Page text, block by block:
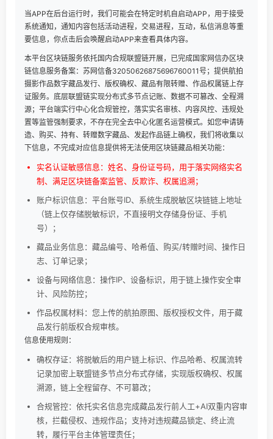
当APP在后台运行时，我们可能会在特定时机自启动APP，用于接受
系统通知，通知内容包括活动进程，交易进程，互动，私信消息等重
要信息，你点击后会唤醒启动APP来查看具体内容。
本平台区块链服务依托国内合规联盟链开展，已完成国家网信办区块
链信息服务备案：苏网信备32050626875696760011号；提供航拍
摄影作品数字藏品发行、版权确权、藏品有限转赠、作品权属链上存
证服务。底层联盟链实现分布式多节点记账、数据不可篡改、全程溯
源；平台端实行中心化合规管控，落实实名审核、内容风控、违规处
置等监管强制要求，不存在完全去中心化匿名运营模式。如您申请铸
造、购买、持有、转赠数字藏品、发起作品链上确权，我们将收集以
下信息，不完成对应信息提供将无法使用区块链藏品相关功能：
实名认证敏感信息：姓名、身份证号码，用于落实网络实名
制、满足区块链备案监管、反欺诈、权属追溯；
账户标识信息：平台账号ID、系统生成脱敏区块链链上地址
（链上仅存储脱敏标识，不直接明文存储身份证、手机
号）；
藏品业务信息：藏品编号、哈希值、购买/转赠时间、操作日
志、订单记录；
设备与网络信息：操作IP、设备标识，用于链上操作安全审
计、风险防控；
作品权属材料：您上传的航拍原图、版权授权文件，用于藏
品发行前版权合规审核。
信息使用规则：
确权存证：将脱敏后的用户链上标识、作品哈希、权属流转
记录加密上联盟链多节点分布式存储，实现版权确权、权属
溯源，链上全程留存、不可篡改；
合规管控：依托实名信息完成藏品发行前人工+AI双重内容审
核，拦截侵权、违规作品；支持对违规藏品锁定、终止流
转，履行平台主体管理责任；